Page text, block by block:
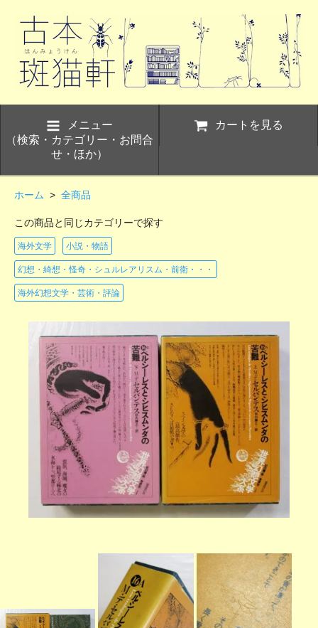
メニュー
（検索・カテゴリー・お問合
せ・ほか）
カートを見る
ホーム > 全商品
この商品と同じカテゴリーで探す
海外文学 小説・物語
幻想・綺想・怪奇・シュルレアリスム・前衛・・・
海外幻想文学・芸術・評論